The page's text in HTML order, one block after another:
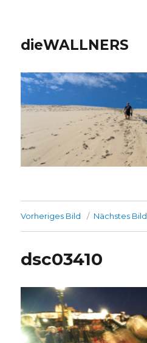
dieWALLNERS
Vorheriges Bild Nächstes Bild
dsc03410